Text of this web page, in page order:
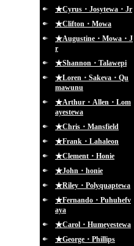
★Cyrus・Josytewa・Jr
★Clifton・Mowa
★Augustine・Mowa・J
r
★Shannon・Talawepi
★Loren・Sakeva・Qu
mawunu
★Arthur・Allen・Lom
ayestewa
★Chris・Mansfield
★Frank・Lahaleon
★Clement・Honie
★John・honie
★Riley・Polyquaptewa
★Fernando・Puhuhefv
aya
★Carol・Humeyestewa
★George・Phillips